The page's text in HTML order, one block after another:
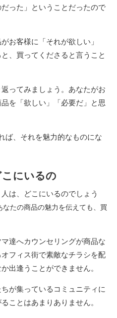
った」ということだったので
お客様に「それが欲しい」
、買ってくださると言うこと
ってみましょう。あなたがお
を「欲しい」「必要だ」と思
ば、それを魅力的なものにな
にいるの
は、どこにいるのでしょう
たの商品の魅力を伝えても、買
達へカウンセリングが商品な
フィス街で素敵なチラシを配
出逢うことができません。
が集っているコミュニティに
ことはあまりありません。